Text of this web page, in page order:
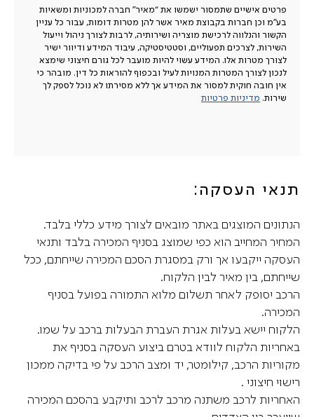
פרטים אישיים שתמסור ישמשו את “מאיר” חברה למכוניות ומשאיות
בע”מ וכן חברות בקבוצת מאיר אשר להן מטרות דומות, עבור כל עניין
הקשור והנלווה לרכישת מוצריה ושירותיה, לרבות לצורך ניהול וייעול
השירות, לצרכים תפעוליים, וסטטיסטיקה, עיבוד המידע ודיוור ישיר
לצורך מטרות אלו. המידע עשוי להיות מועבר לכל גורם חיצוני שימצא
לנכון לצורך המטרות המנויות לעיל ובכפוף להוראות כל דין. מובהר כי
אין חובה חוקית למסור את המידע אך ללא מסירתו לא נוכל לספק לך
שירות. מדיניות פרטיות
תנאי העסקה:
הנתונים המוצגים באתר מובאים לצורך מידע כללי בלבד.
המחיר המחייב הוא כפי שמוצג בסניף המכירה בלבד ותנאי
העסקה ייקבעו אך ורק במסגרת הסכם המכירה שייחתם, ככל
שייחתם, בין מאיר לבין הלקוח.
הרכב יסופק לאחר תשלום מלוא התמורה בפועל בסניף
המכירה.
הלקוח יישא בעלות אגרת העברת הבעלות ברכב על שמו.
באחריות הלקוח לוודא בטרם ביצוע העסקה בסניף את
מקוריות הרכב, קילומטר, יד ומצב הרכב על פי בדיקה ממכון
רישוי חיצוני .
האחריות לרכב משתנה מרכב לרכב ותיקבע בהסכם המכירה